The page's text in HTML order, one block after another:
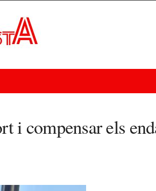
i compensar els